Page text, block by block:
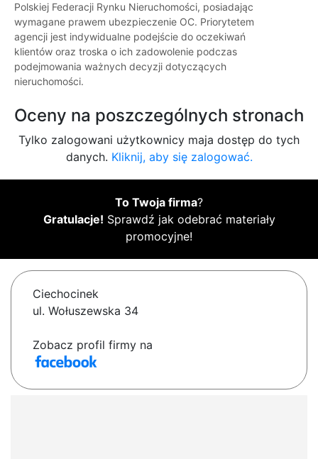
Polskiej Federacji Rynku Nieruchomości, posiadając
wymagane prawem ubezpieczenie OC. Priorytetem
agencji jest indywidualne podejście do oczekiwań
klientów oraz troska o ich zadowolenie podczas
podejmowania ważnych decyzji dotyczących
nieruchomości.
Oceny na poszczególnych stronach
Tylko zalogowani użytkownicy maja dostęp do tych
danych. Kliknij, aby się zalogować.
To Twoja firma?
Gratulacje! Sprawdź jak odebrać materiały
promocyjne!
Ciechocinek
ul. Wołuszewska 34
Zobacz profil firmy na